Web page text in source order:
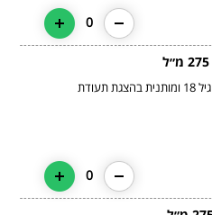
0
המכירה מעל גיל 18 ומותנית בהצגת תעודת
0